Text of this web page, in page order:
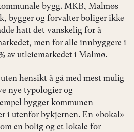
bygg. MKB, Malmøs
bygger og forvalter boliger ikke
hatt det vanskelig for å
men for alle innbyggere i
av utleiemarkedet i Malmø.
hensikt å gå med mest mulig
nye typologier og
bygger kommunen
i utenfor bykjernen. En «bokal»
en bolig og et lokale for